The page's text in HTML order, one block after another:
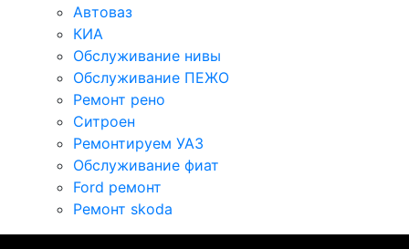
Автоваз
КИА
Обслуживание нивы
Обслуживание ПЕЖО
Ремонт рено
Ситроен
Ремонтируем УАЗ
Обслуживание фиат
Ford ремонт
Ремонт skoda